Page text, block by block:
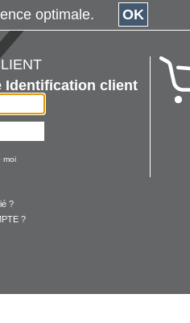
Identification client
moi
?
?
optimale. OK